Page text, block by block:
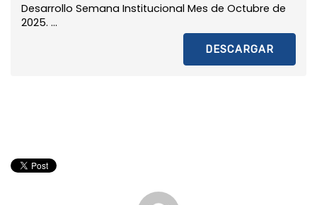
Desarrollo Semana Institucional Mes de Octubre de
2025. ...
DESCARGAR